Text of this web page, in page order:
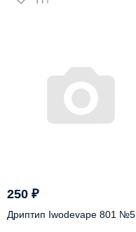
250 ₽
Дриптип Iwodevape 801 №5